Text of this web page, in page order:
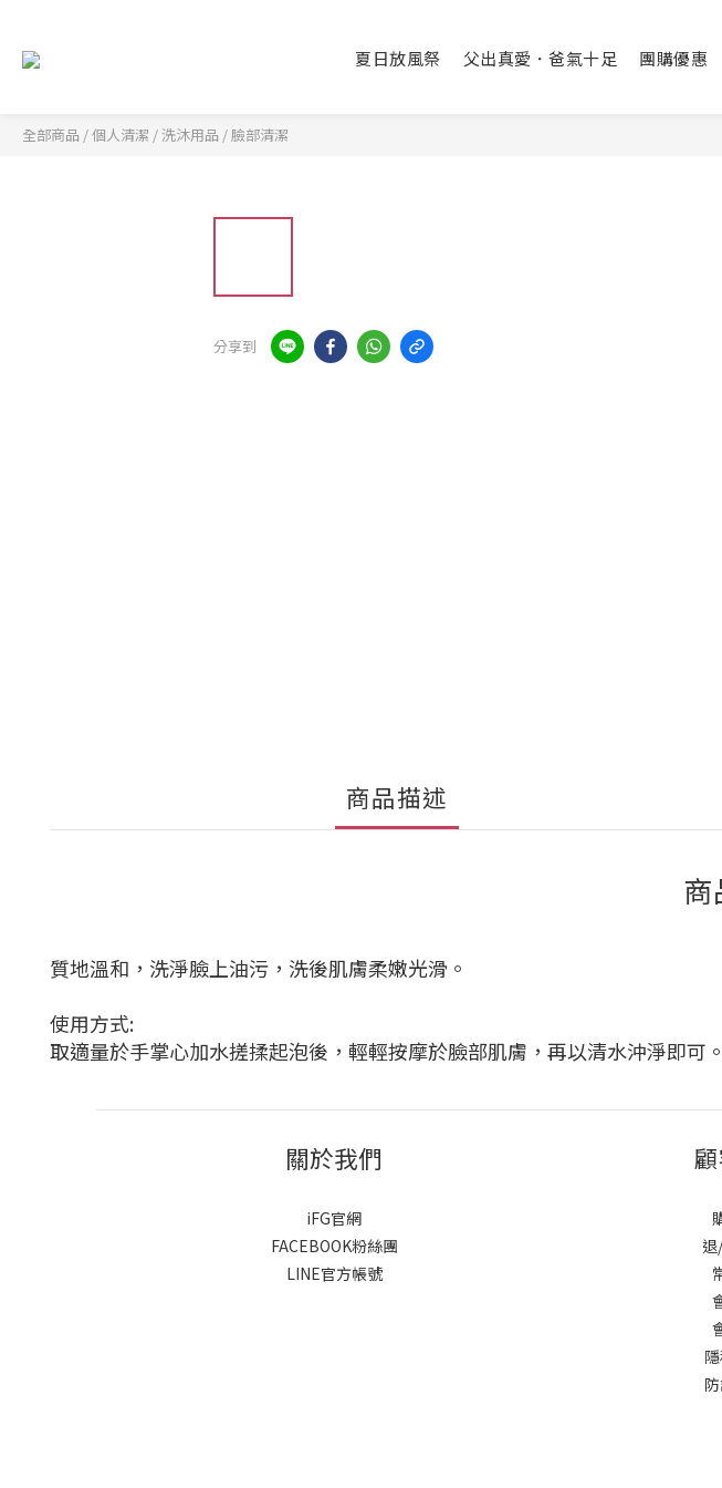
夏日放風祭 父出真愛．爸氣十足 團購優惠
全部商品 /個人清潔 /洗沐用品 /臉部清潔
分享到
商品描述
商
質地溫和，洗淨臉上油污，洗後肌膚柔嫩光滑。
使用方式:
取適量於手掌心加水搓揉起泡後，輕輕按摩於臉部肌膚，再以清水沖淨即可。
關於我們
iFG官網
FACEBOOK粉絲團
LINE官方帳號